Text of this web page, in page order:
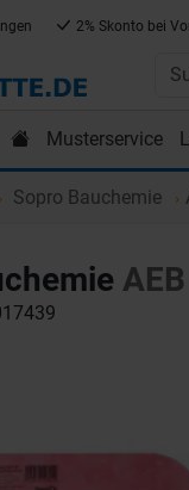
2% Skonto bei
Musterservice
Einkaufen bei
Sopro Bauchemie